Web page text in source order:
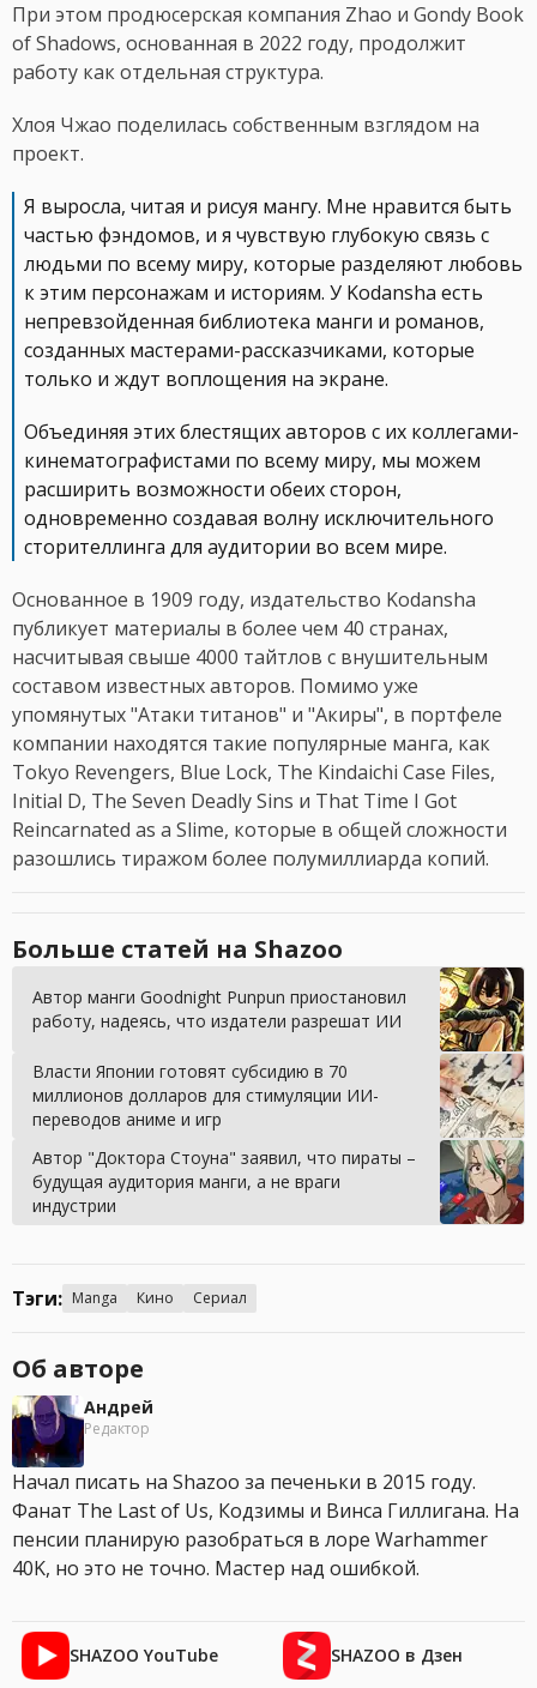
При этом продюсерская компания Zhao и Gondy Book
of Shadows, основанная в 2022 году, продолжит
работу как отдельная структура.
Хлоя Чжао поделилась собственным взглядом на
проект.
Я выросла, читая и рисуя мангу. Мне нравится быть
частью фэндомов, и я чувствую глубокую связь с
людьми по всему миру, которые разделяют любовь
к этим персонажам и историям. У Kodansha есть
непревзойденная библиотека манги и романов,
созданных мастерами-рассказчиками, которые
только и ждут воплощения на экране.
Объединяя этих блестящих авторов с их коллегами-
кинематографистами по всему миру, мы можем
расширить возможности обеих сторон,
одновременно создавая волну исключительного
сторителлинга для аудитории во всем мире.
Основанное в 1909 году, издательство Kodansha
публикует материалы в более чем 40 странах,
насчитывая свыше 4000 тайтлов с внушительным
составом известных авторов. Помимо уже
упомянутых "Атаки титанов" и "Акиры", в портфеле
компании находятся такие популярные манга, как
Tokyo Revengers, Blue Lock, The Kindaichi Case Files,
Initial D, The Seven Deadly Sins и That Time I Got
Reincarnated as a Slime, которые в общей сложности
разошлись тиражом более полумиллиарда копий.
Больше статей на Shazoo
Автор манги Goodnight Punpun приостановил
работу, надеясь, что издатели разрешат ИИ
Власти Японии готовят субсидию в 70
миллионов долларов для стимуляции ИИ-
переводов аниме и игр
Автор "Доктора Стоуна" заявил, что пираты –
будущая аудитория манги, а не враги
индустрии
Тэги: Manga Кино Сериал
Об авторе
Андрей
Редактор
Начал писать на Shazoo за печеньки в 2015 году.
Фанат The Last of Us, Кодзимы и Винса Гиллигана. На
пенсии планирую разобраться в лоре Warhammer
40K, но это не точно. Мастер над ошибкой.
SHAZOO YouTube SHAZOO в Дзен